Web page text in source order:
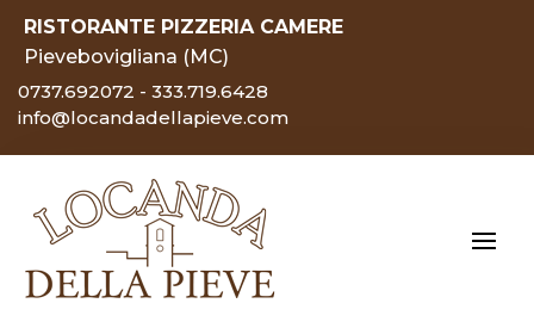
RISTORANTE PIZZERIA CAMERE
Pievebovigliana (MC)
0737.692072 - 333.719.6428
info@locandadellapieve.com